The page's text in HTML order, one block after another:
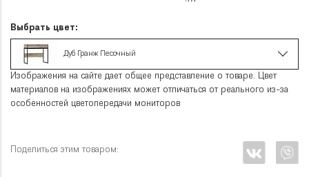
Выбрать цвет:
Дуб Гранж Песочный
Изображения на сайте дает общее представление о товаре. Цвет
материалов на изображениях может отличаться от реального из-за
особенностей цветопередачи мониторов
Поделиться этим товаром: